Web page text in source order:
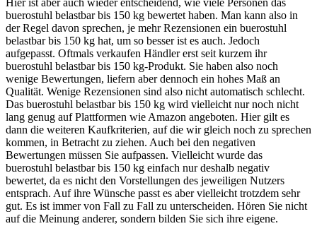
Hier ist aber auch wieder entscheidend, wie viele Personen das
buerostuhl belastbar bis 150 kg bewertet haben. Man kann also in
der Regel davon sprechen, je mehr Rezensionen ein buerostuhl
belastbar bis 150 kg hat, um so besser ist es auch. Jedoch
aufgepasst. Oftmals verkaufen Händler erst seit kurzem ihr
buerostuhl belastbar bis 150 kg-Produkt. Sie haben also noch
wenige Bewertungen, liefern aber dennoch ein hohes Maß an
Qualität. Wenige Rezensionen sind also nicht automatisch schlecht.
Das buerostuhl belastbar bis 150 kg wird vielleicht nur noch nicht
lang genug auf Plattformen wie Amazon angeboten. Hier gilt es
dann die weiteren Kaufkriterien, auf die wir gleich noch zu sprechen
kommen, in Betracht zu ziehen. Auch bei den negativen
Bewertungen müssen Sie aufpassen. Vielleicht wurde das
buerostuhl belastbar bis 150 kg einfach nur deshalb negativ
bewertet, da es nicht den Vorstellungen des jeweiligen Nutzers
entsprach. Auf ihre Wünsche passt es aber vielleicht trotzdem sehr
gut. Es ist immer von Fall zu Fall zu unterscheiden. Hören Sie nicht
auf die Meinung anderer, sondern bilden Sie sich ihre eigene.